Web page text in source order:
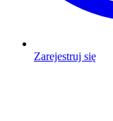
Zarejestruj się